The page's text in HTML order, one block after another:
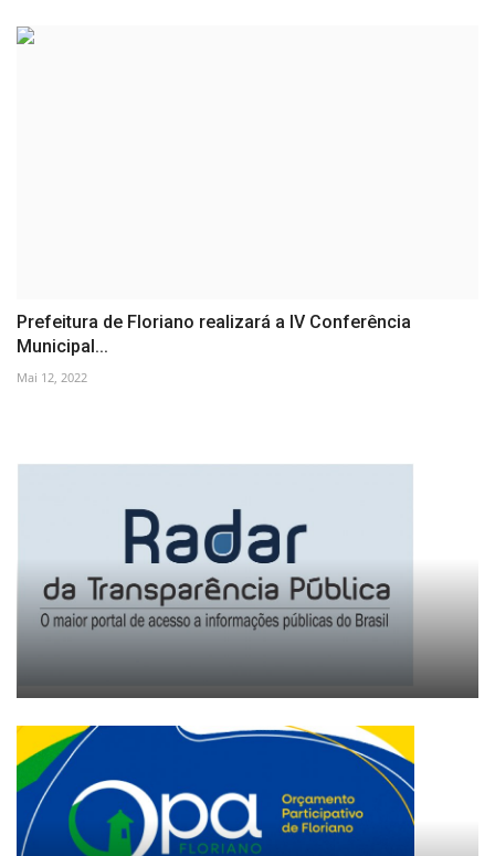
Prefeitura de Floriano realizará a IV Conferência
Municipal...
Mai 12, 2022